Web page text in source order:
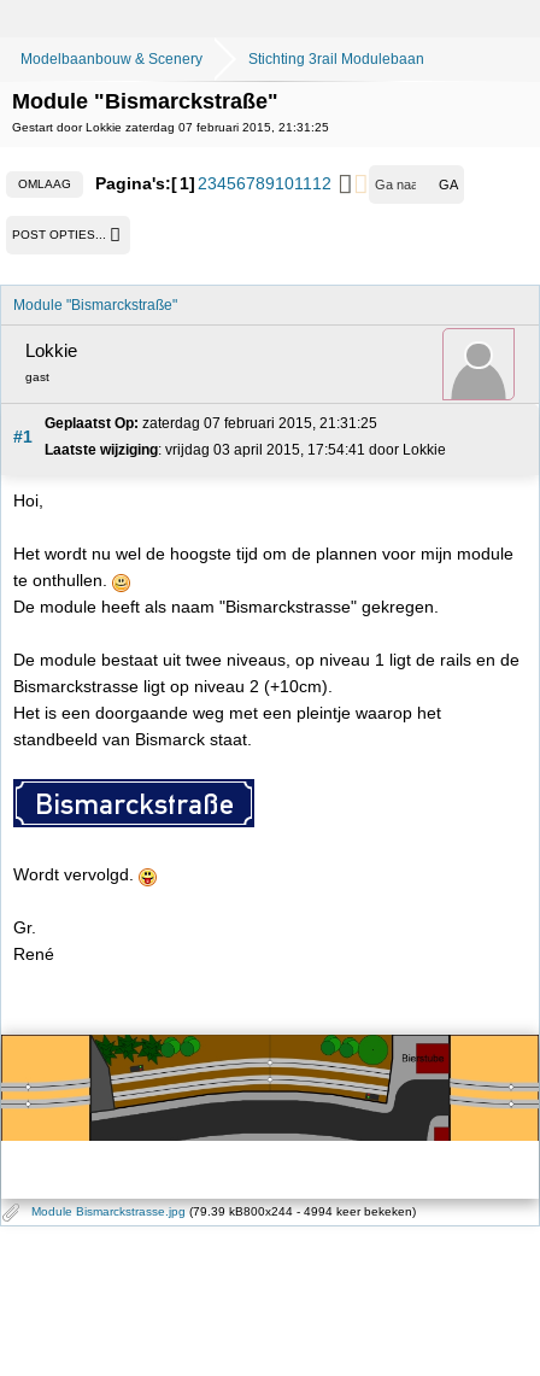
Modelbaanbouw & Scenery Stichting 3rail Modulebaan
Module "Bismarckstraße"
Gestart door Lokkie zaterdag 07 februari 2015, 21:31:25
OMLAAG Pagina's: 1 23456789101112
POST OPTIES...
Module "Bismarckstraße"
Lokkie
gast
#1
Geplaatst Op: zaterdag 07 februari 2015, 21:31:25
Laatste wijziging: vrijdag 03 april 2015, 17:54:41 door Lokkie
Hoi,
Het wordt nu wel de hoogste tijd om de plannen voor mijn module
te onthullen.
De module heeft als naam "Bismarckstrasse" gekregen.
De module bestaat uit twee niveaus, op niveau 1 ligt de rails en de
Bismarckstrasse ligt op niveau 2 (+10cm).
Het is een doorgaande weg met een pleintje waarop het
standbeeld van Bismarck staat.
Wordt vervolgd.
Gr.
René
Module Bismarckstrasse.jpg (79.39 kB800x244 - 4994 keer bekeken)